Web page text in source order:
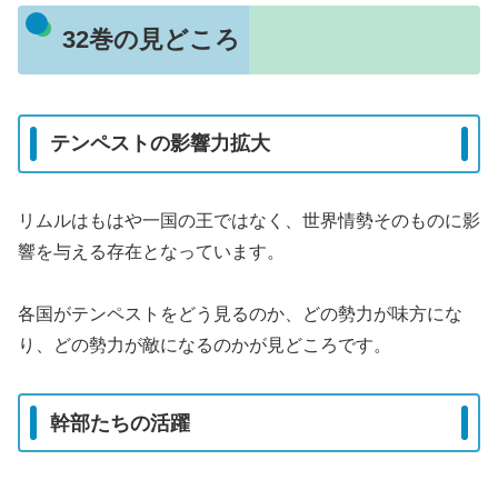
32巻の見どころ
テンペストの影響力拡大
リムルはもはや一国の王ではなく、世界情勢そのものに影
響を与える存在となっています。
各国がテンペストをどう見るのか、どの勢力が味方にな
り、どの勢力が敵になるのかが見どころです。
幹部たちの活躍